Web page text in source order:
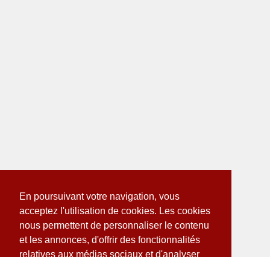
En poursuivant votre navigation, vous
acceptez l'utilisation de cookies. Les cookies
nous permettent de personnaliser le contenu
et les annonces, d'offrir des fonctionnalités
relatives aux médias sociaux et d'analyser